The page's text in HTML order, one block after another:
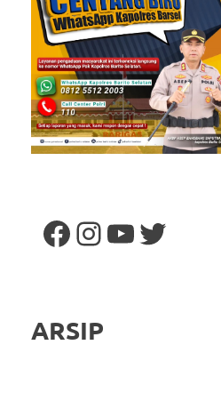
Facebook
Instagram
YouTube
Twitter
ARSIP